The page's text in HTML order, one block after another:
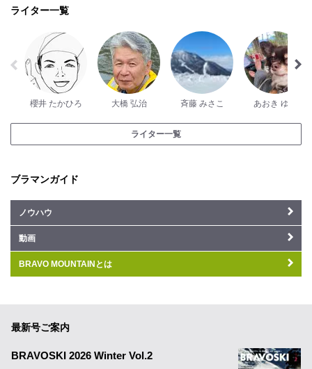
ライター一覧
櫻井 たかひろ 大橋 弘治 斉藤 みさこ あおき ゆう
ライター一覧
ブラマンガイド
ノウハウ
動画
BRAVO MOUNTAINとは
最新号ご案内
BRAVOSKI 2026 Winter Vol.2